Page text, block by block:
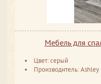
Мебель для
Цвет: серый
Производитель: Ashley